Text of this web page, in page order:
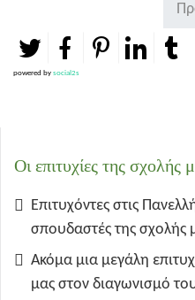
powered by social2s
Οι επιτυχίες της σχολής
Επιτυχόντες στις
σπουδαστές της σχολής
Ακόμα μια μεγάλη
μας στον διαγωνισμό